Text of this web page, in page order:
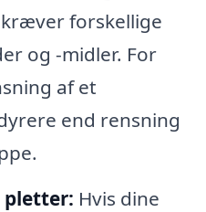
forskellige
og -midler. For
af et
end rensning
pletter: Hvis dine